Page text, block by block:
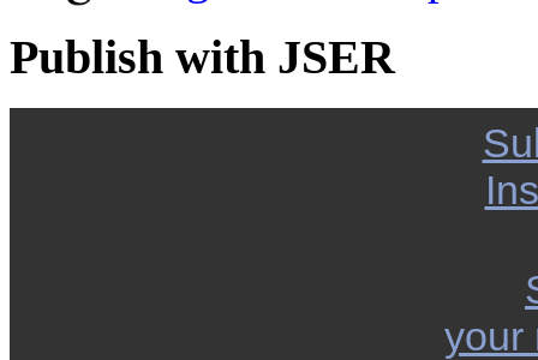
Publish with JSER
your